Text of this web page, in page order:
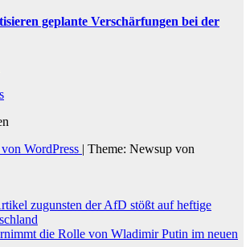
geplante Verschärfungen bei der
WordPress | Theme: Newsup von
zugunsten der AfD stößt auf heftige
die Rolle von Wladimir Putin im neuen